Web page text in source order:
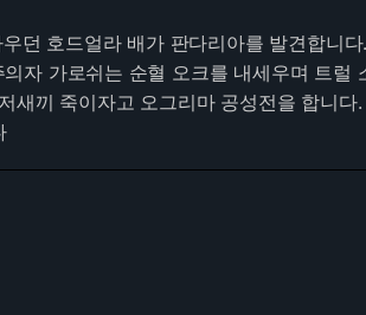
던 호드얼라 배가 판다리아를 발견합니
자 가로쉬는 순혈 오크를 내세우며 트럴
새끼 죽이자고 오그리마 공성전을 합니다